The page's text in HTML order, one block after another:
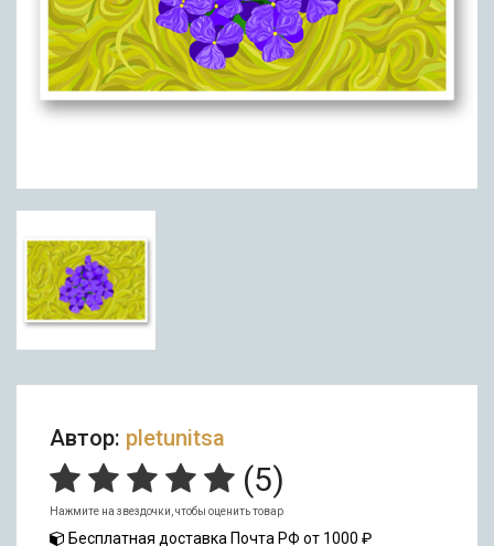
Автор: pletunitsa
(5)
Нажмите на звездочки, чтобы оценить товар
Бесплатная доставка Почта РФ от 1000 ₽